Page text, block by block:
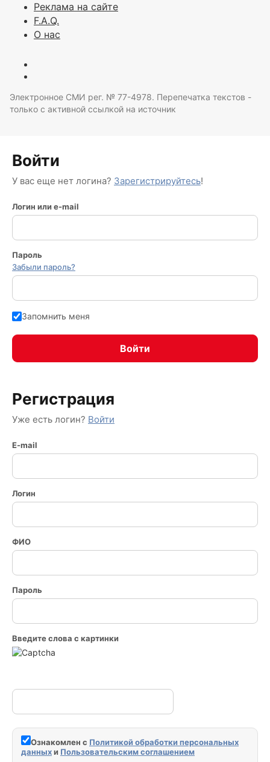
Реклама на сайте
F.A.Q.
О нас
Электронное СМИ рег. № 77-4978. Перепечатка текстов -
только с активной ссылкой на источник
Войти
У вас еще нет логина? Зарегистрируйтесь!
Логин или e-mail
Пароль
Забыли пароль?
Запомнить меня
Регистрация
Уже есть логин? Войти
E-mail
Логин
ФИО
Пароль
Введите слова с картинки
Ознакомлен с Политикой обработки персональных
данныхи Пользовательским соглашением